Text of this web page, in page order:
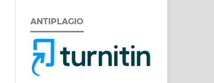
ANTIPLAGIO